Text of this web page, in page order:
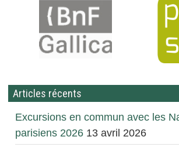
Articles récents
Excursions en commun avec les
parisiens 2026 13 avril 2026